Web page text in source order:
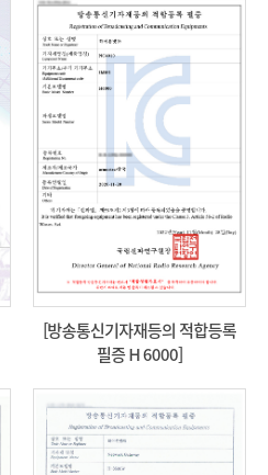
[방송통신기자재등의 적합등록
필증 H 6000]